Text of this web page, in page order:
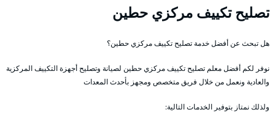
تصليح تكييف مركزي حطين
هل تبحث عن أفضل خدمة تصليح تكييف مركزي حطين؟
نوفر لكم أفضل معلم تصليح تكييف مركزي حطين لصيانة وتصليح أجهزة التكييف المركزية
والعادية ونعمل من خلال فريق متخصص ومجهز بأحدث المعدات
ولذلك نمتاز بتوفير الخدمات التالية: